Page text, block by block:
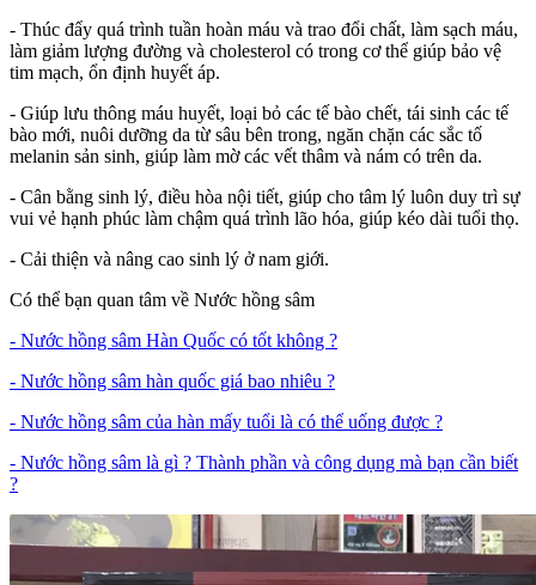
- Thúc đẩy quá trình tuần hoàn máu và trao đổi chất, làm sạch máu,
làm giảm lượng đường và cholesterol có trong cơ thể giúp bảo vệ
tim mạch, ổn định huyết áp.
- Giúp lưu thông máu huyết, loại bỏ các tế bào chết, tái sinh các tế
bào mới, nuôi dưỡng da từ sâu bên trong, ngăn chặn các sắc tố
melanin sản sinh, giúp làm mờ các vết thâm và nám có trên da.
- Cân bằng sinh lý, điều hòa nội tiết, giúp cho tâm lý luôn duy trì sự
vui vẻ hạnh phúc làm chậm quá trình lão hóa, giúp kéo dài tuổi thọ.
- Cải thiện và nâng cao sinh lý ở nam giới.
Có thể bạn quan tâm về Nước hồng sâm
- Nước hồng sâm Hàn Quốc có tốt không ?
- Nước hồng sâm hàn quốc giá bao nhiêu ?
- Nước hồng sâm của hàn mấy tuổi là có thể uống được ?
- Nước hồng sâm là gì ? Thành phần và công dụng mà bạn cần biết
?